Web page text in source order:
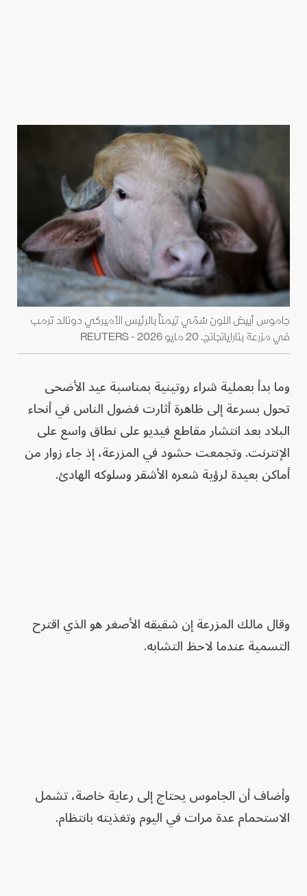
جاموس أبيض اللون سُمّي تيمناً بالرئيس الأميركي دونالد ترمب
في مزرعة بنارايانجانج. 20 مايو 2026 - REUTERS
وما بدأ بعملية شراء روتينية بمناسبة عيد الأضحى
تحول بسرعة إلى ظاهرة أثارت فضول الناس في أنحاء
البلاد بعد انتشار مقاطع فيديو على نطاق واسع على
الإنترنت. وتجمعت حشود في المزرعة، إذ جاء زوار من
أماكن بعيدة لرؤية شعره الأشقر وسلوكه الهادئ.
وقال مالك المزرعة إن شقيقه الأصغر هو الذي اقترح
التسمية عندما لاحظ التشابه.
وأضاف أن الجاموس يحتاج إلى رعاية خاصة، تشمل
الاستحمام عدة مرات في اليوم وتغذيته بانتظام.